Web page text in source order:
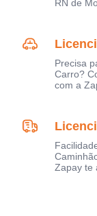
RN de
Precisa
Carro?
com a
Zapay te